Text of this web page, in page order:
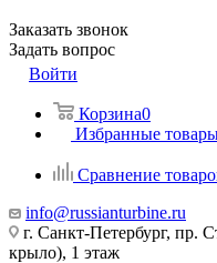
Заказать звонок
Задать вопрос
Войти
Корзина0
Избранные
Сравнение
info@russianturbine.ru
г. Санкт-Петербург, пр.
крыло), 1 этаж